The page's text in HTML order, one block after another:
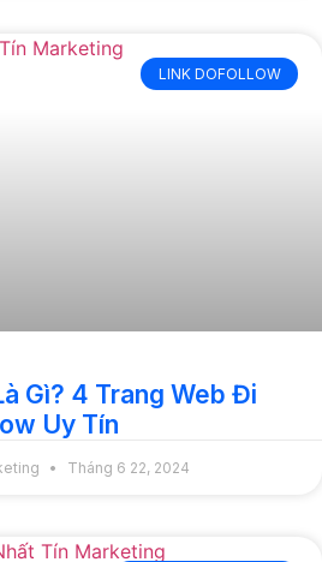
LINK DOFOLLOW
Gì? 4 Trang Web Đi
Uy Tín
Tháng 6 22, 2024